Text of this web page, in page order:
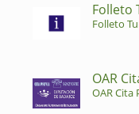
Folleto
Folleto
OAR
OAR Cita